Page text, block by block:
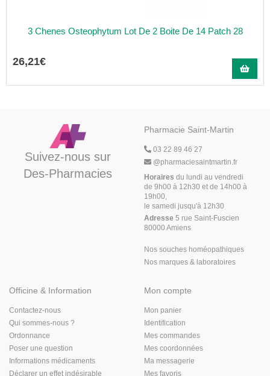
3 Chenes Osteophytum Lot De 2 Boite De 14 Patch 28
26,21€
Suivez-nous sur
Des-Pharmacies
Pharmacie Saint-Martin
03 22 89 46 27
@pharmaciesaintmartin.fr
Horaires du lundi au vendredi
de 9h00 à 12h30 et de 14h00 à
19h00,
le samedi jusqu'à 12h30
Adresse 5 rue Saint-Fuscien
80000 Amiens
Nos souches homéopathiques
Nos marques & laboratoires
Officine & Information
Contactez-nous
Qui sommes-nous ?
Ordonnance
Poser une question
Informations médicaments
Déclarer un effet indésirable
Mon compte
Mon panier
Identification
Mes commandes
Mes coordonnées
Ma messagerie
Mes favoris